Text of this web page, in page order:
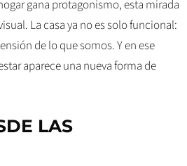
gana protagonismo, esta mirada
La casa ya no es solo funcional:
de lo que somos. Y en ese
aparece una nueva forma de
LAS